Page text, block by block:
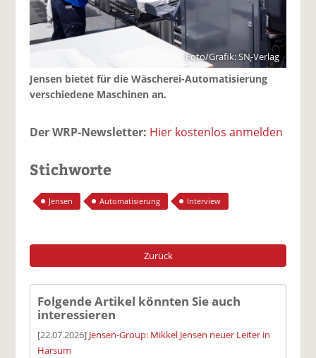
Foto/Grafik: SN-Verlag
Jensen bietet für die Wäscherei-Automatisierung
verschiedene Maschinen an.
Der WRP-Newsletter: Hier kostenlos anmelden
Stichworte
Jensen Automatisierung Interview
Zurück
Folgende Artikel könnten Sie auch
interessieren
[22.07.2026] Jensen-Group: Mikkel Jensen neuer Leiter in
Harsum